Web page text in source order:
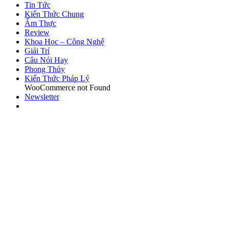
Tin Tức
Kiến Thức Chung
Ẩm Thực
Review
Khoa Học – Công Nghệ
Giải Trí
Câu Nói Hay
Phong Thủy
Kiến Thức Pháp Lý
WooCommerce not Found
Newsletter